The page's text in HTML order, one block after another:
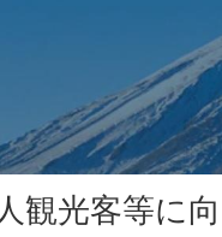
観光客等に